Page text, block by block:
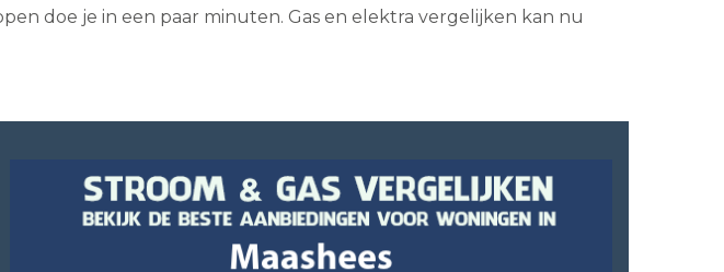
doe je in een paar minuten. Gas en elektra vergelijken kan nu